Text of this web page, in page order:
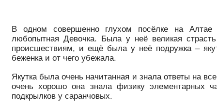
В одном совершенно глухом посёлке на
любопытная Девочка. Была у неё великая
происшествиям, и ещё была у неё подружка –
беженка и от чего убежала.
Якутка была очень начитанная и знала ответы на
очень хорошо она знала физику элементарных
подкрылков у саранчовых.